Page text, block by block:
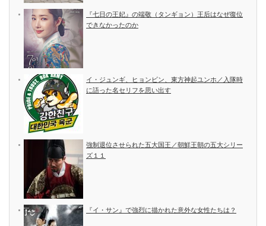
『七日の王妃』の端敬（タンギョン）王后はなぜ復位
できなかったのか
イ・ジュンギ、ヒョンビン、東方神起ユンホ／入隊時
に語った名セリフを思い出す
強制退位させられた五大国王／朝鮮王朝の五大シリー
ズ１１
『イ・サン』で強烈に描かれた意外な女性たちは？